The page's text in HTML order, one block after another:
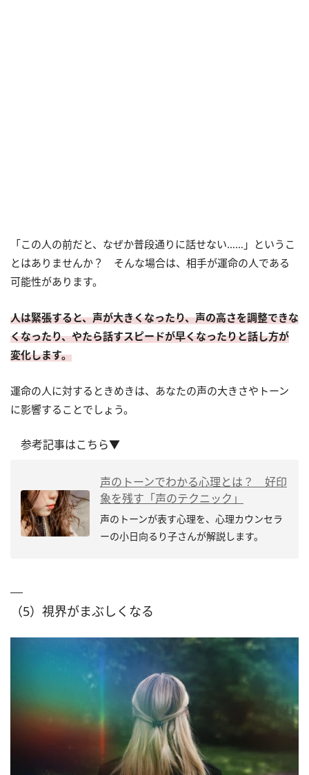
「この人の前だと、なぜか普段通りに話せない……」というこ
とはありませんか？ そんな場合は、相手が運命の人である
可能性があります。
人は緊張すると、声が大きくなったり、声の高さを調整できな
くなったり、やたら話すスピードが早くなったりと話し方が
変化します。
運命の人に対するときめきは、あなたの声の大きさやトーン
に影響することでしょう。
参考記事はこちら▼
声のトーンでわかる心理とは？ 好印
象を残す「声のテクニック」
声のトーンが表す心理を、心理カウンセラ
ーの小日向るり子さんが解説します。
（5）視界がまぶしくなる